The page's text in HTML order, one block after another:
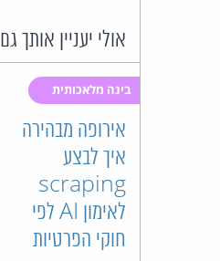
אולי יעניין אותך גם
בינה מלאכותית
אירופה מבהירה
איך לבצע
scraping
לאימון AI לפי
חוקי הפרטיות